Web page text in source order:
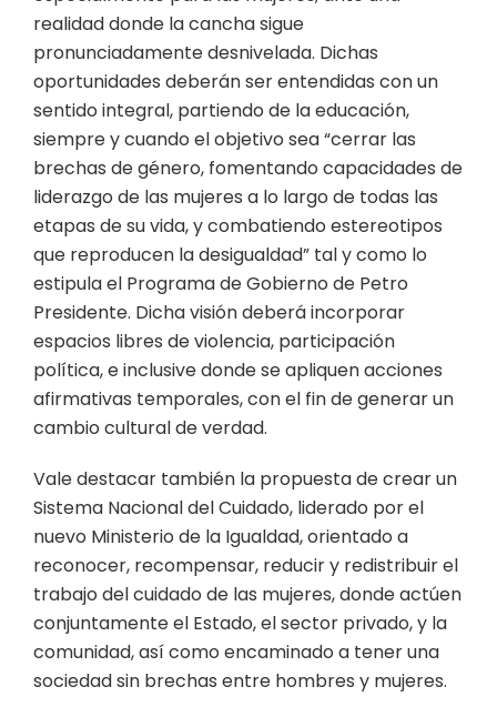
realidad donde la cancha sigue
pronunciadamente desnivelada. Dichas
oportunidades deberán ser entendidas con un
sentido integral, partiendo de la educación,
siempre y cuando el objetivo sea “cerrar las
brechas de género, fomentando capacidades de
liderazgo de las mujeres a lo largo de todas las
etapas de su vida, y combatiendo estereotipos
que reproducen la desigualdad” tal y como lo
estipula el Programa de Gobierno de Petro
Presidente. Dicha visión deberá incorporar
espacios libres de violencia, participación
política, e inclusive donde se apliquen acciones
afirmativas temporales, con el fin de generar un
cambio cultural de verdad.
Vale destacar también la propuesta de crear un
Sistema Nacional del Cuidado, liderado por el
nuevo Ministerio de la Igualdad, orientado a
reconocer, recompensar, reducir y redistribuir el
trabajo del cuidado de las mujeres, donde actúen
conjuntamente el Estado, el sector privado, y la
comunidad, así como encaminado a tener una
sociedad sin brechas entre hombres y mujeres.